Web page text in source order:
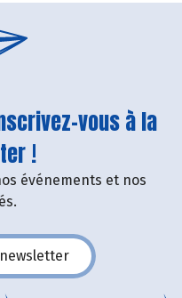
vous à la
!
événements et nos